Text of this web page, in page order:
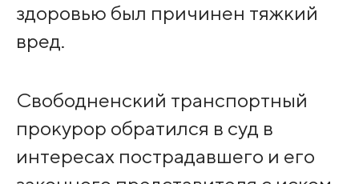
здоровью был причинен тяжкий
вред.
Свободненский транспортный
прокурор обратился в суд в
интересах пострадавшего и его